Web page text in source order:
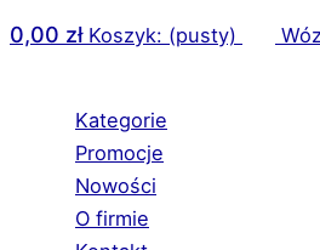
0,00 zł Koszyk: (pusty)
Kategorie
Promocje
Nowości
O firmie